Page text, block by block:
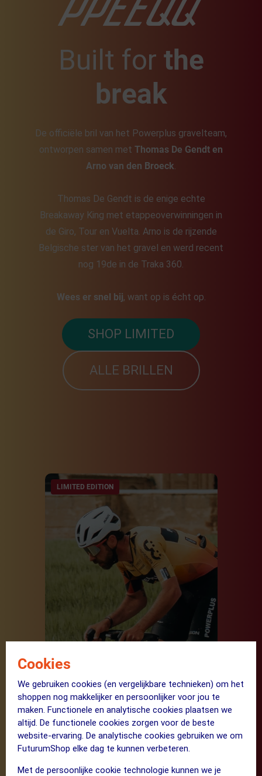
Cookies
We gebruiken cookies (en vergelijkbare technieken) om het
shoppen nog makkelijker en persoonlijker voor jou te
maken. Functionele en analytische cookies plaatsen we
altijd. De functionele cookies zorgen voor de beste
website-ervaring. De analytische cookies gebruiken we om
FuturumShop elke dag te kunnen verbeteren.
Met de persoonlijke cookie technologie kunnen we je
Built for the
break
De officiële bril van het Powerplus gravelteam,
ontworpen samen met Thomas De Gendt en
Arno van den Broeck
Thomas De Gendt is de enige echte
Breakaway King met etappeoverwinningen in
de Giro, Tour en Vuelta. Arno is de rijzende
Belgische ster van het gravel en werd recent
nog 19de in de Traka 360.
Wees er snel bij, want op is écht op.
SHOP LIMITED
ALLE BRILLEN
LIMITED EDITION
De bril van Thomas De Gendt
IK WIL DEZE